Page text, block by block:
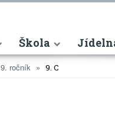
Škola
9. ročník 9. C